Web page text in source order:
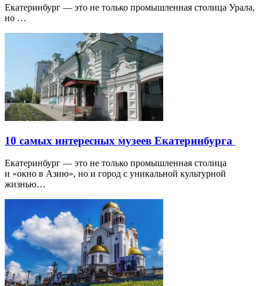
Екатеринбург — это не только промышленная столица Урала,
но …
10 самых интересных музеев Екатеринбурга
Екатеринбург — это не только промышленная столица
и «окно в Азию», но и город с уникальной культурной
жизнью…